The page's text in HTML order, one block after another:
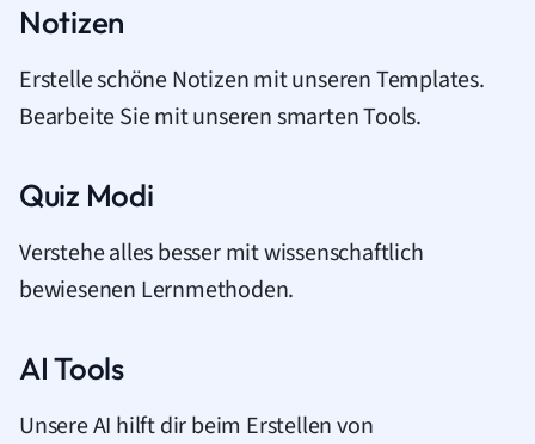
Notizen
Erstelle schöne Notizen mit unseren Templates.
Bearbeite Sie mit unseren smarten Tools.
Quiz Modi
Verstehe alles besser mit wissenschaftlich
bewiesenen Lernmethoden.
AI Tools
Unsere AI hilft dir beim Erstellen von